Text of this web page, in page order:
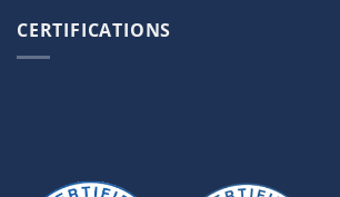
CERTIFICATIONS